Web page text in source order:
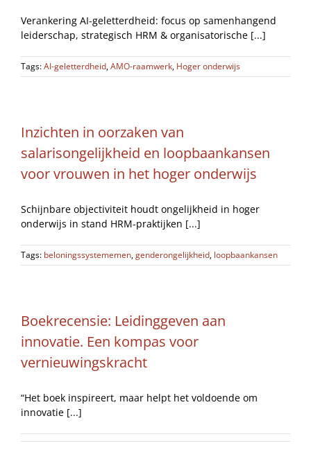
Verankering AI-geletterdheid: focus op samenhangend
leiderschap, strategisch HRM & organisatorische [...]
Tags:AI-geletterdheid,AMO-raamwerk, Hoger onderwijs
Inzichten in oorzaken van
salarisongelijkheid en loopbaankansen
voor vrouwen in het hoger onderwijs
Schijnbare objectiviteit houdt ongelijkheid in hoger
onderwijs in stand HRM-praktijken [...]
Tags: beloningssystememen,genderongelijkheid, loopbaankansen
Boekrecensie: Leidinggeven aan
innovatie. Een kompas voor
vernieuwingskracht
“Het boek inspireert, maar helpt het voldoende om
innovatie [...]